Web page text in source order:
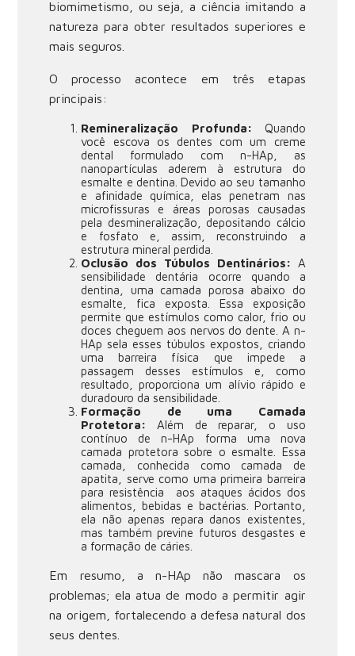
biomimetismo, ou seja, a ciência imitando a
natureza para obter resultados superiores e
mais seguros.
O processo acontece em três etapas
principais:
Remineralização Profunda: Quando
você escova os dentes com um creme
dental formulado com n-HAp, as
nanopartículas aderem à estrutura do
esmalte e dentina. Devido ao seu tamanho
e afinidade química, elas penetram nas
microfissuras e áreas porosas causadas
pela desmineralização, depositando cálcio
e fosfato e, assim, reconstruindo a
estrutura mineral perdida.
Oclusão dos Túbulos Dentinários: A
sensibilidade dentária ocorre quando a
dentina, uma camada porosa abaixo do
esmalte, fica exposta. Essa exposição
permite que estímulos como calor, frio ou
doces cheguem aos nervos do dente. A n-
HAp sela esses túbulos expostos, criando
uma barreira física que impede a
passagem desses estímulos e, como
resultado, proporciona um alívio rápido e
duradouro da sensibilidade.
Formação de uma Camada
Protetora: Além de reparar, o uso
contínuo de n-HAp forma uma nova
camada protetora sobre o esmalte. Essa
camada, conhecida como camada de
apatita, serve como uma primeira barreira
para resistência aos ataques ácidos dos
alimentos, bebidas e bactérias. Portanto,
ela não apenas repara danos existentes,
mas também previne futuros desgastes e
a formação de cáries.
Em resumo, a n-HAp não mascara os
problemas; ela atua de modo a permitir agir
na origem, fortalecendo a defesa natural dos
seus dentes.